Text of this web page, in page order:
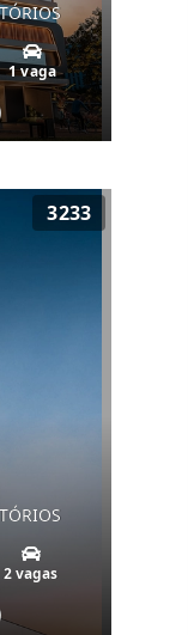
1 vaga
3233
2 vagas